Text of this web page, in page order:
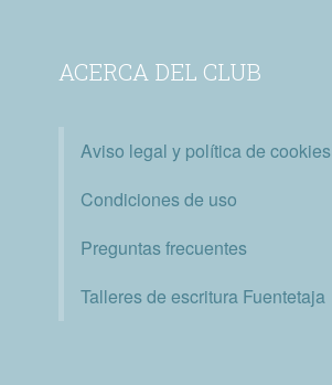
ACERCA DEL CLUB
Aviso legal y política de cookies
Condiciones de uso
Preguntas frecuentes
Talleres de escritura Fuentetaja